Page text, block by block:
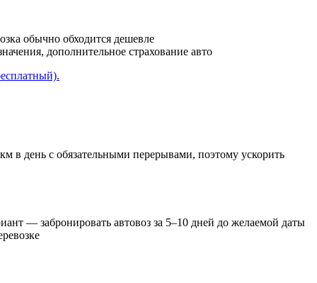
обычно обходится дешевле
дополнительное страхование авто
в день с обязательными перерывами, поэтому ускорить
— забронировать автовоз за 5–10 дней до желаемой даты